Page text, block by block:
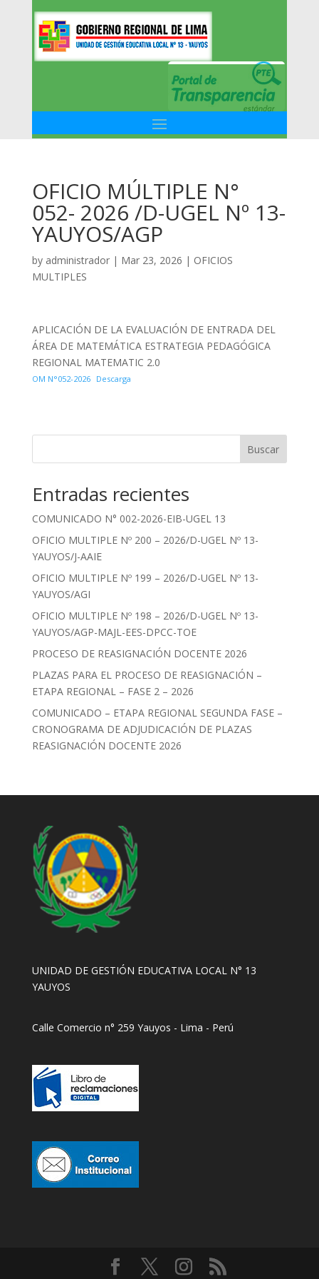
OFICIO MÚLTIPLE N°
052- 2026 /D-UGEL Nº 13-
YAUYOS/AGP
by administrador| Mar 23, 2026 | OFICIOS
MULTIPLES
APLICACIÓN DE LA EVALUACIÓN DE ENTRADA DEL
ÁREA DE MATEMÁTICA ESTRATEGIA PEDAGÓGICA
REGIONAL MATEMATIC 2.0
OM N°052-2026 Descarga
Buscar
Entradas recientes
COMUNICADO N° 002-2026-EIB-UGEL 13
OFICIO MULTIPLE Nº 200 – 2026/D-UGEL Nº 13-
YAUYOS/J-AAIE
OFICIO MULTIPLE Nº 199 – 2026/D-UGEL Nº 13-
YAUYOS/AGI
OFICIO MULTIPLE Nº 198 – 2026/D-UGEL Nº 13-
YAUYOS/AGP-MAJL-EES-DPCC-TOE
PROCESO DE REASIGNACIÓN DOCENTE 2026
PLAZAS PARA EL PROCESO DE REASIGNACIÓN –
ETAPA REGIONAL – FASE 2 – 2026
COMUNICADO – ETAPA REGIONAL SEGUNDA FASE –
CRONOGRAMA DE ADJUDICACIÓN DE PLAZAS
REASIGNACIÓN DOCENTE 2026
UNIDAD DE GESTIÓN EDUCATIVA LOCAL N° 13
YAUYOS
Calle Comercio n° 259 Yauyos - Lima - Perú